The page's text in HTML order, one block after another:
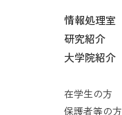
情報処理室
研究紹介
大学院紹介
在学生の方
保護者等の方